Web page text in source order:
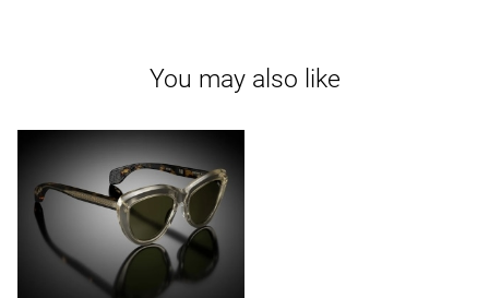
You may also like